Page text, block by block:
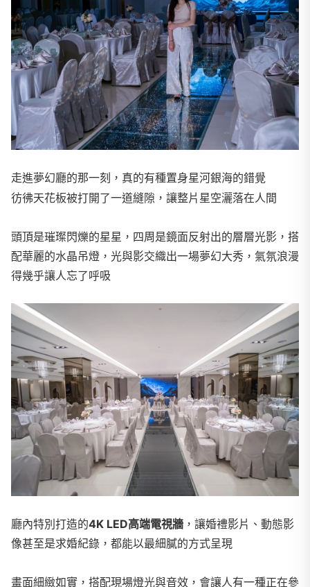
走進夢幻廳的那一刻，真的有種置身星河銀海的錯覺
彷彿天花板被打開了一道縫隙，讓整片星空灑落在人間
頭頂是璀璨閃爍的星星，四周是鏡面反射出的層層光影，搭
配華麗的水晶吊燈，光與影交織出一場夢幻大秀，氣氛浪漫
得幾乎讓人忘了呼吸
廳內特別打造的4K LED高端電視牆 ，讓婚禮影片、動態影
像甚至是求婚紀錄，都能以最細膩的方式呈現
畫面細緻如實，搭配現場燈光與音效，會讓人有一種正在參